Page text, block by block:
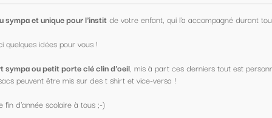
qui l'a accompagné durant toute une année !
à part ces derniers tout est personnalisable !
versa !